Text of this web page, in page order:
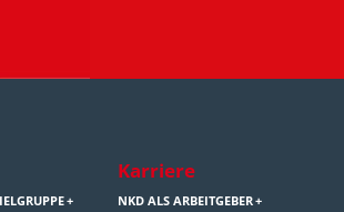
Karriere
NKD ALS ARBEITGEBER